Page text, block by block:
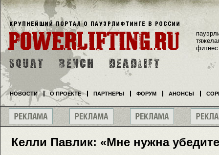
Келли Павлик: «Мне нужна
фитнес
НОВОСТИ О ПРОЕКТЕ ПАРТНЕРЫ ФОРУМ АНОНСЫ